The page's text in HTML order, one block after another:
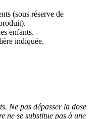
(sous réserve de
enfants.
indiquée.
Ne pas dépasser la dose
ne se substitue pas à une